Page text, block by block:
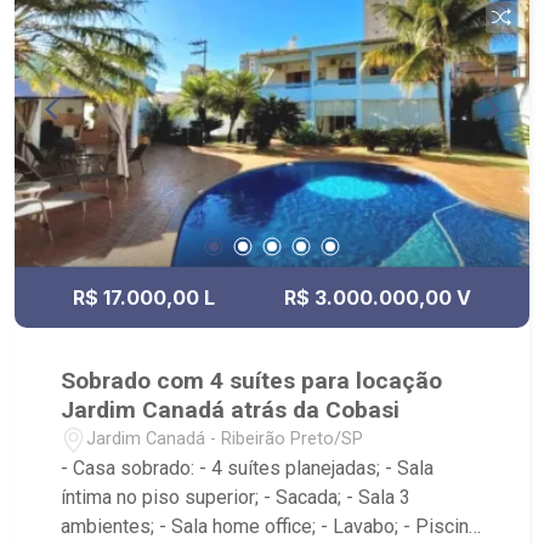
pela Anhanguera.
R$ 17.000,00 L R$ 3.000.000,00 V
Sobrado com 4 suítes para locação
Jardim Canadá atrás da Cobasi
Jardim Canadá - Ribeirão Preto/SP
- Casa sobrado: - 4 suítes planejadas; - Sala
íntima no piso superior; - Sacada; - Sala 3
ambientes; - Sala home office; - Lavabo; - Piscina